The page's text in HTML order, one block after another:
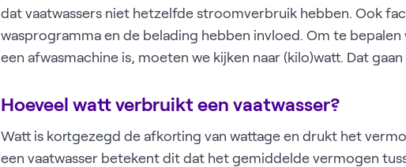
dat vaatwassers niet hetzelfde stroomverbruik hebben. Ook
wasprogramma en de belading hebben invloed. Om te
een afwasmachine is, moeten we kijken naar (kilo)watt. Dat
Hoeveel watt verbruikt een vaatwasser?
Watt is kortgezegd de afkorting van wattage en drukt het
een vaatwasser betekent dit dat het gemiddelde vermogen